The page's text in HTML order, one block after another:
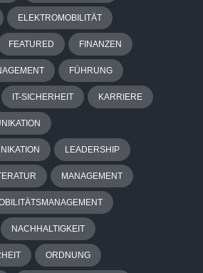
ELEKTROMOBILITÄT
FEATURED FINANZEN
FÜHRUNG
IT-SICHERHEIT KARRIERE
LEADERSHIP
MANAGEMENT
NACHHALTIGKEIT
ORDNUNG